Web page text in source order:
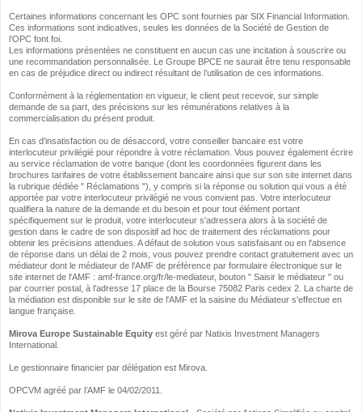
Certaines informations concernant les OPC sont fournies par SIX Financial Information.
Ces informations sont indicatives, seules les données de la Société de Gestion de
l’OPC font foi.
Les informations présentées ne constituent en aucun cas une incitation à souscrire ou
une recommandation personnalisée. Le Groupe BPCE ne saurait être tenu responsable
en cas de préjudice direct ou indirect résultant de l’utilisation de ces informations.
Conformément à la réglementation en vigueur, le client peut recevoir, sur simple
demande de sa part, des précisions sur les rémunérations relatives à la
commercialisation du présent produit.
En cas d'insatisfaction ou de désaccord, votre conseiller bancaire est votre
interlocuteur privilégié pour répondre à votre réclamation. Vous pouvez également écrire
au service réclamation de votre banque (dont les coordonnées figurent dans les
brochures tarifaires de votre établissement bancaire ainsi que sur son site internet dans
la rubrique dédiée " Réclamations "), y compris si la réponse ou solution qui vous a été
apportée par votre interlocuteur privilégié ne vous convient pas. Votre interlocuteur
qualifiera la nature de la demande et du besoin et pour tout élément portant
spécifiquement sur le produit, votre interlocuteur s'adressera alors à la société de
gestion dans le cadre de son dispositif ad hoc de traitement des réclamations pour
obtenir les précisions attendues. A défaut de solution vous satisfaisant ou en l'absence
de réponse dans un délai de 2 mois, vous pouvez prendre contact gratuitement avec un
médiateur dont le médiateur de l'AMF de préférence par formulaire électronique sur le
site internet de l'AMF : amf-france.org/fr/le-mediateur, bouton " Saisir le médiateur " ou
par courrier postal, à l'adresse 17 place de la Bourse 75082 Paris cedex 2. La charte de
la médiation est disponible sur le site de l'AMF et la saisine du Médiateur s'effectue en
langue française.
Mirova Europe Sustainable Equity est géré par Natixis Investment Managers
International.
Le gestionnaire financier par délégation est Mirova.
OPCVM agréé par l’AMF le 04/02/2011.